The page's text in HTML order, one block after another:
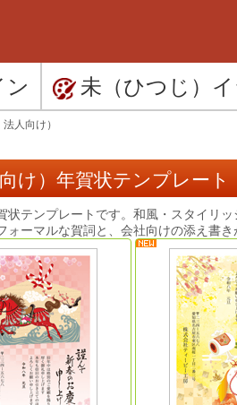
ン 未（ひつじ）
人向け）
け）年賀状テンプレート
テンプレートです。和風・スタイリ
ォーマルな賀詞と、会社向けの添え書